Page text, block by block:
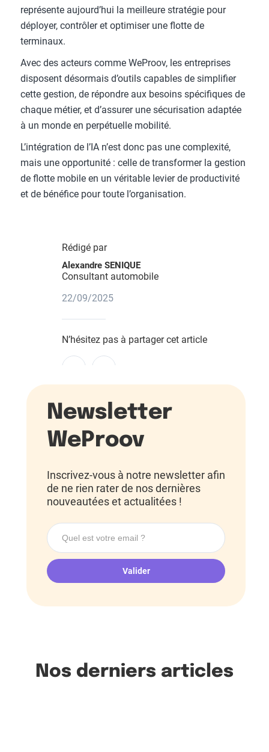
Rédigé par
Alexandre SENIQUE
Consultant automobile
22/09/2025
N’hésitez pas à partager cet article
représente aujourd’hui la meilleure stratégie pour
déployer, contrôler et optimiser une flotte de
terminaux.
Avec des acteurs comme WeProov, les entreprises
disposent désormais d’outils capables de simplifier
cette gestion, de répondre aux besoins spécifiques de
chaque métier, et d’assurer une sécurisation adaptée
à un monde en perpétuelle mobilité.
L’intégration de l’IA n’est donc pas une complexité,
mais une opportunité : celle de transformer la gestion
de flotte mobile en un véritable levier de productivité
et de bénéfice pour toute l’organisation.
Newsletter
WeProov
Inscrivez-vous à notre newsletter afin
de ne rien rater de nos dernières
nouveautées et actualitées !
Nos derniers articles